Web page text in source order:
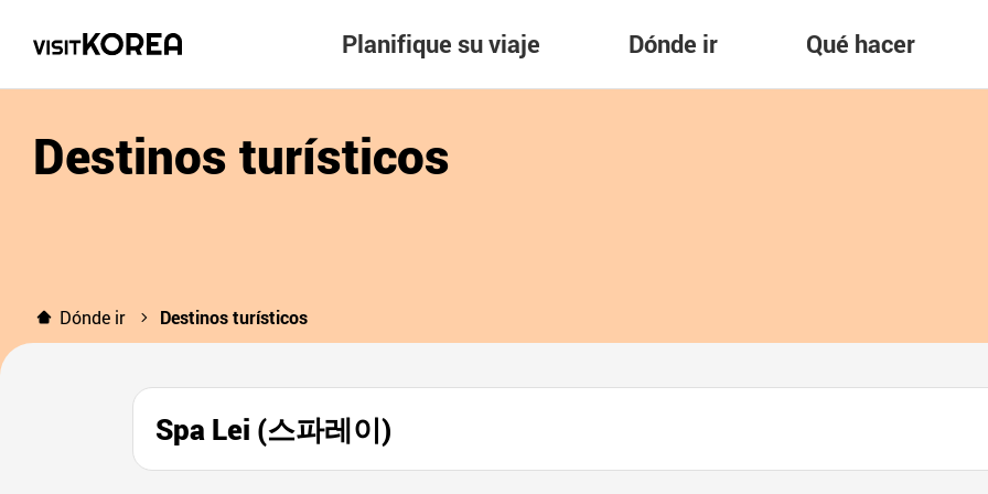
Planifique su viaje Dónde ir Qué hacer
Destinos turísticos
Dónde ir Destinos turísticos
Spa Lei (스파레이)